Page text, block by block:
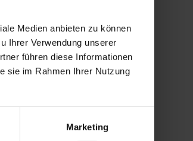
Medien anbieten zu können
Ihrer Verwendung unserer
führen diese Informationen
sie im Rahmen Ihrer Nutzung
Marketing